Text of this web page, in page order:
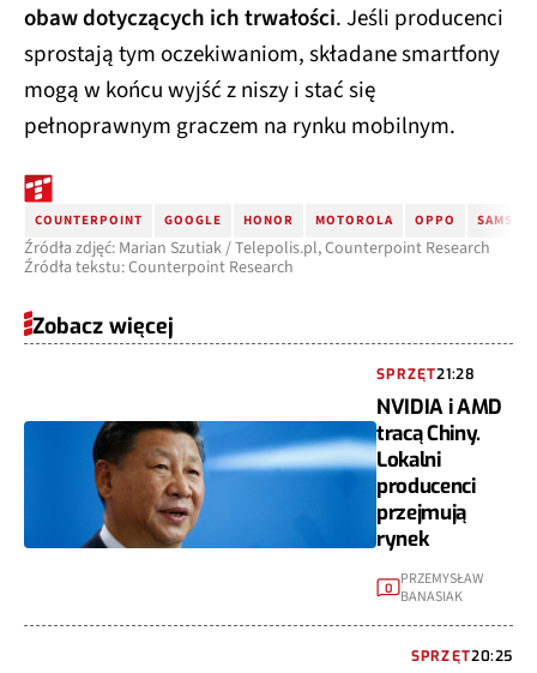
obaw dotyczących ich trwałości. Jeśli producenci
sprostają tym oczekiwaniom, składane smartfony
mogą w końcu wyjść z niszy i stać się
pełnoprawnym graczem na rynku mobilnym.
COUNTERPOINT GOOGLE HONOR MOTOROLA OPPO
Źródła zdjęć: Marian Szutiak / Telepolis.pl, Counterpoint Research
Źródła tekstu: Counterpoint Research
Zobacz więcej
SPRZĘT21:28
NVIDIA i AMD
tracą Chiny.
Lokalni
producenci
przejmują
rynek
0
PRZEMYSŁAW
BANASIAK
SPRZĘT20:25